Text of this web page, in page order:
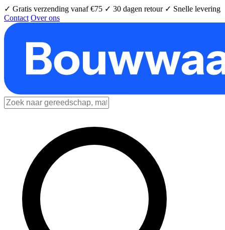
✓ Gratis verzending vanaf €75 ✓ 30 dagen retour ✓ Snelle levering
Contact Over ons